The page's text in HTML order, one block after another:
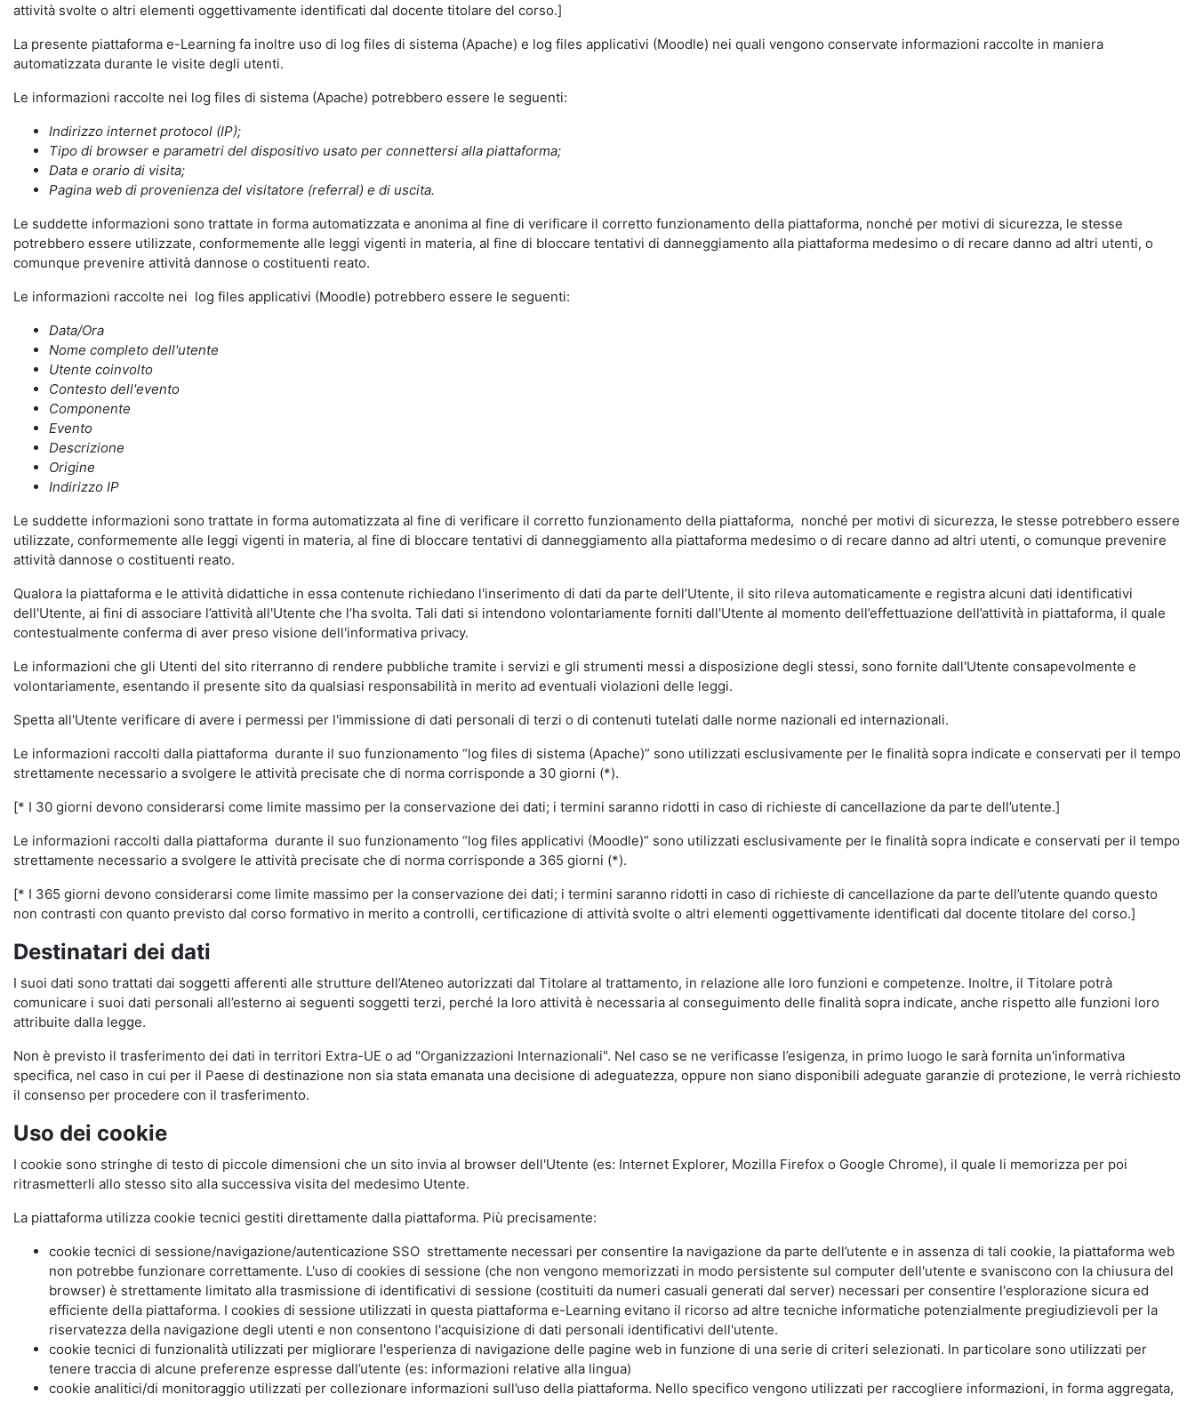
attività svolte o altri elementi oggettivamente identificati dal docente titolare del corso.]
La presente piattaforma e-Learning fa inoltre uso di log files di sistema (Apache) e log files applicativi (Moodle) nei quali vengono conservate informazioni raccolte in maniera
automatizzata durante le visite degli utenti.
Le informazioni raccolte nei log files di sistema (Apache) potrebbero essere le seguenti:
Indirizzo internet protocol (IP);
Tipo di browser e parametri del dispositivo usato per connettersi alla piattaforma;
Data e orario di visita;
Pagina web di provenienza del visitatore (referral) e di uscita.
Le suddette informazioni sono trattate in forma automatizzata e anonima al fine di verificare il corretto funzionamento della piattaforma, nonché per motivi di sicurezza, le stesse
potrebbero essere utilizzate, conformemente alle leggi vigenti in materia, al fine di bloccare tentativi di danneggiamento alla piattaforma medesimo o di recare danno ad altri utenti, o
comunque prevenire attività dannose o costituenti reato.
Le informazioni raccolte nei log files applicativi (Moodle) potrebbero essere le seguenti:
Data/Ora
Nome completo dell'utente
Utente coinvolto
Contesto dell'evento
Componente
Evento
Descrizione
Origine
Indirizzo IP
Le suddette informazioni sono trattate in forma automatizzata al fine di verificare il corretto funzionamento della piattaforma, nonché per motivi di sicurezza, le stesse potrebbero essere
utilizzate, conformemente alle leggi vigenti in materia, al fine di bloccare tentativi di danneggiamento alla piattaforma medesimo o di recare danno ad altri utenti, o comunque prevenire
attività dannose o costituenti reato.
Qualora la piattaforma e le attività didattiche in essa contenute richiedano l'inserimento di dati da parte dell’Utente, il sito rileva automaticamente e registra alcuni dati identificativi
dell'Utente, ai fini di associare l’attività all'Utente che l’ha svolta. Tali dati si intendono volontariamente forniti dall'Utente al momento dell’effettuazione dell’attività in piattaforma, il quale
contestualmente conferma di aver preso visione dell'informativa privacy.
Le informazioni che gli Utenti del sito riterranno di rendere pubbliche tramite i servizi e gli strumenti messi a disposizione degli stessi, sono fornite dall'Utente consapevolmente e
volontariamente, esentando il presente sito da qualsiasi responsabilità in merito ad eventuali violazioni delle leggi.
Spetta all'Utente verificare di avere i permessi per l'immissione di dati personali di terzi o di contenuti tutelati dalle norme nazionali ed internazionali.
Le informazioni raccolti dalla piattaforma durante il suo funzionamento “log files di sistema (Apache)” sono utilizzati esclusivamente per le finalità sopra indicate e conservati per il tempo
strettamente necessario a svolgere le attività precisate che di norma corrisponde a 30 giorni (*).
[* I 30 giorni devono considerarsi come limite massimo per la conservazione dei dati; i termini saranno ridotti in caso di richieste di cancellazione da parte dell’utente.]
Le informazioni raccolti dalla piattaforma durante il suo funzionamento “log files applicativi (Moodle)” sono utilizzati esclusivamente per le finalità sopra indicate e conservati per il tempo
strettamente necessario a svolgere le attività precisate che di norma corrisponde a 365 giorni (*).
[* I 365 giorni devono considerarsi come limite massimo per la conservazione dei dati; i termini saranno ridotti in caso di richieste di cancellazione da parte dell’utente quando questo
non contrasti con quanto previsto dal corso formativo in merito a controlli, certificazione di attività svolte o altri elementi oggettivamente identificati dal docente titolare del corso.]
Destinatari dei dati
I suoi dati sono trattati dai soggetti afferenti alle strutture dell’Ateneo autorizzati dal Titolare al trattamento, in relazione alle loro funzioni e competenze. Inoltre, il Titolare potrà
comunicare i suoi dati personali all’esterno ai seguenti soggetti terzi, perché la loro attività è necessaria al conseguimento delle finalità sopra indicate, anche rispetto alle funzioni loro
attribuite dalla legge.
Non è previsto il trasferimento dei dati in territori Extra-UE o ad "Organizzazioni Internazionali". Nel caso se ne verificasse l’esigenza, in primo luogo le sarà fornita un'informativa
specifica, nel caso in cui per il Paese di destinazione non sia stata emanata una decisione di adeguatezza, oppure non siano disponibili adeguate garanzie di protezione, le verrà richiesto
il consenso per procedere con il trasferimento.
Uso dei cookie
I cookie sono stringhe di testo di piccole dimensioni che un sito invia al browser dell'Utente (es: Internet Explorer, Mozilla Firefox o Google Chrome), il quale li memorizza per poi
ritrasmetterli allo stesso sito alla successiva visita del medesimo Utente.
La piattaforma utilizza cookie tecnici gestiti direttamente dalla piattaforma. Più precisamente:
cookie tecnici di sessione/navigazione/autenticazione SSO strettamente necessari per consentire la navigazione da parte dell’utente e in assenza di tali cookie, la piattaforma web
non potrebbe funzionare correttamente. L'uso di cookies di sessione (che non vengono memorizzati in modo persistente sul computer dell'utente e svaniscono con la chiusura del
browser) è strettamente limitato alla trasmissione di identificativi di sessione (costituiti da numeri casuali generati dal server) necessari per consentire l'esplorazione sicura ed
efficiente della piattaforma. I cookies di sessione utilizzati in questa piattaforma e-Learning evitano il ricorso ad altre tecniche informatiche potenzialmente pregiudizievoli per la
riservatezza della navigazione degli utenti e non consentono l'acquisizione di dati personali identificativi dell'utente.
cookie tecnici di funzionalità utilizzati per migliorare l'esperienza di navigazione delle pagine web in funzione di una serie di criteri selezionati. In particolare sono utilizzati per
tenere traccia di alcune preferenze espresse dall’utente (es: informazioni relative alla lingua)
cookie analitici/di monitoraggio utilizzati per collezionare informazioni sull’uso della piattaforma. Nello specifico vengono utilizzati per raccogliere informazioni, in forma aggregata,